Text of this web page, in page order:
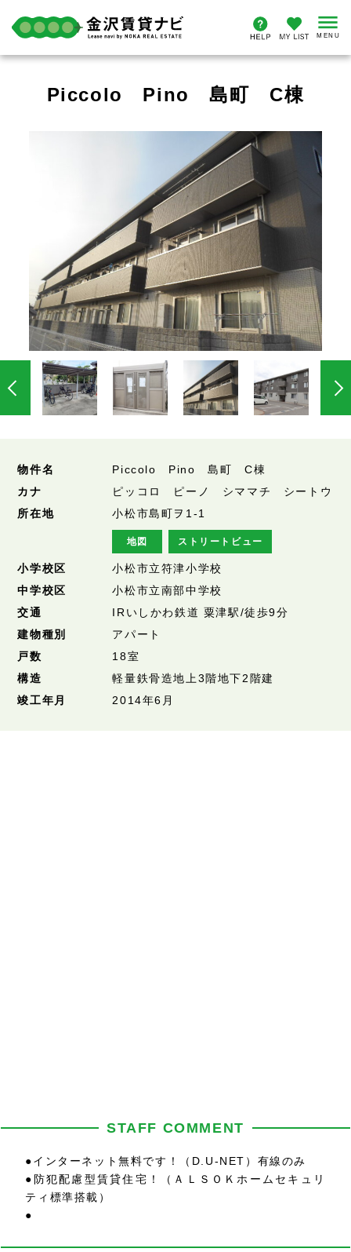
Piccolo Pino 島町 C棟
物件名
Piccolo Pino 島町 C棟
カナ
ピッコロ ピーノ シママチ シートウ
所在地
小松市島町ヲ1-1
地図 ストリートビュー
小学校区
小松市立符津小学校
中学校区
小松市立南部中学校
交通
IRいしかわ鉄道 粟津駅/徒歩9分
建物種別
アパート
戸数
18室
構造
軽量鉄骨造地上3階地下2階建
竣工年月
2014年6月
STAFF COMMENT
●インターネット無料です！（D.U-NET）有線のみ
●防犯配慮型賃貸住宅！（ＡＬＳＯＫホームセキュリ
ティ標準搭載）
●